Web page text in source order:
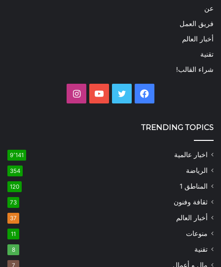
عن
فريق العمل
أخبار العالم
تقنية
شراء القالب!
فيسبوك تويتر يوتيوب
TRENDING TOPICS
اخبار عالمية 9٬141
الرياضة 354
المناطق 1 120
ثقافة وفنون 73
أخبار العالم 37
منوعات 11
تقنية 8
مال و أعمال 7